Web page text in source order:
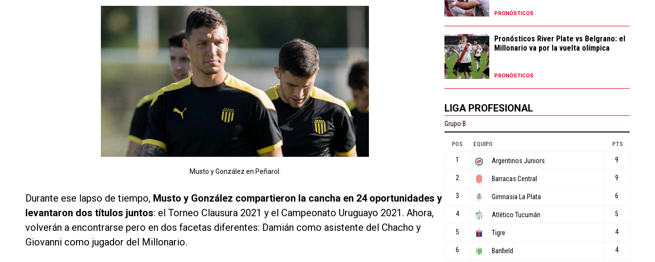
Musto y González en Peñarol.
Durante ese lapso de tiempo, Musto y González compartieron la cancha en 24 oportunidades y
levantaron dos títulos juntos: el Torneo Clausura 2021 y el Campeonato Uruguayo 2021. Ahora,
volverán a encontrarse pero en dos facetas diferentes: Damián como asistente del Chacho y
Giovanni como jugador del Millonario.
PRONÓSTICOS
Pronósticos River Plate vs Belgrano: el
Millonario va por la vuelta olímpica
PRONÓSTICOS
LIGA PROFESIONAL